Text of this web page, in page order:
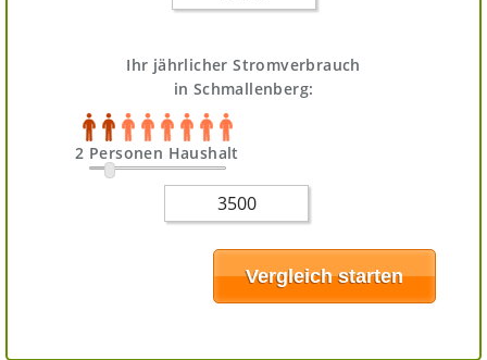
Ihr jährlicher Stromverbrauch
in Schmallenberg:
2 Personen Haushalt